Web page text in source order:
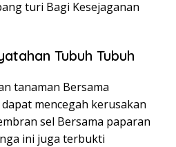
turi Bagi Kesejaganan
Tubuh Tubuh
tanaman Bersama
mencegah kerusakan
sel Bersama paparan
ini juga terbukti